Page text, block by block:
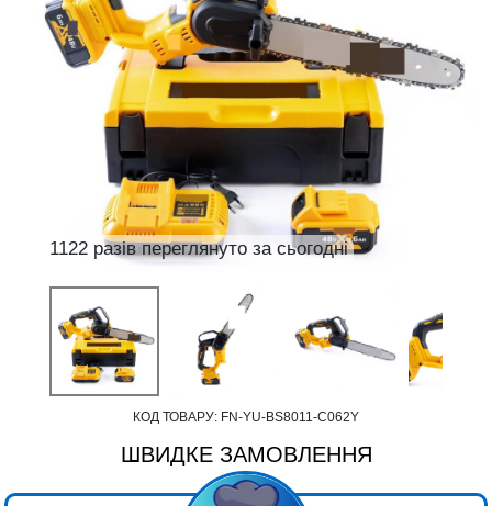
1122 разів переглянуто за сьогодні
КОД ТОВАРУ: FN-YU-BS8011-C062Y
ШВИДКЕ ЗАМОВЛЕННЯ